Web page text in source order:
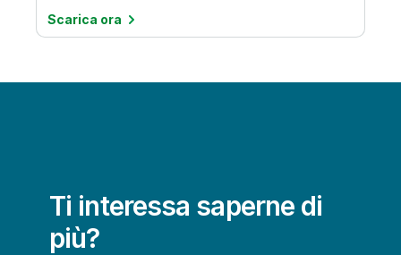
Scarica ora
Ti interessa saperne di
più?